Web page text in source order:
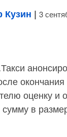
Кузин | 3
оценку и
в